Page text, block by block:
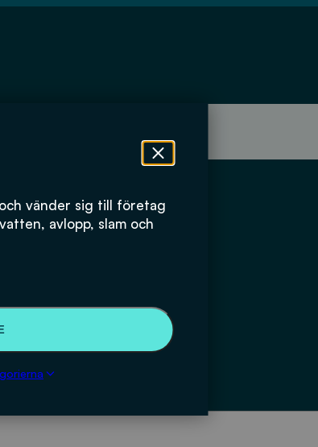
vänder sig till företag
avlopp, slam och